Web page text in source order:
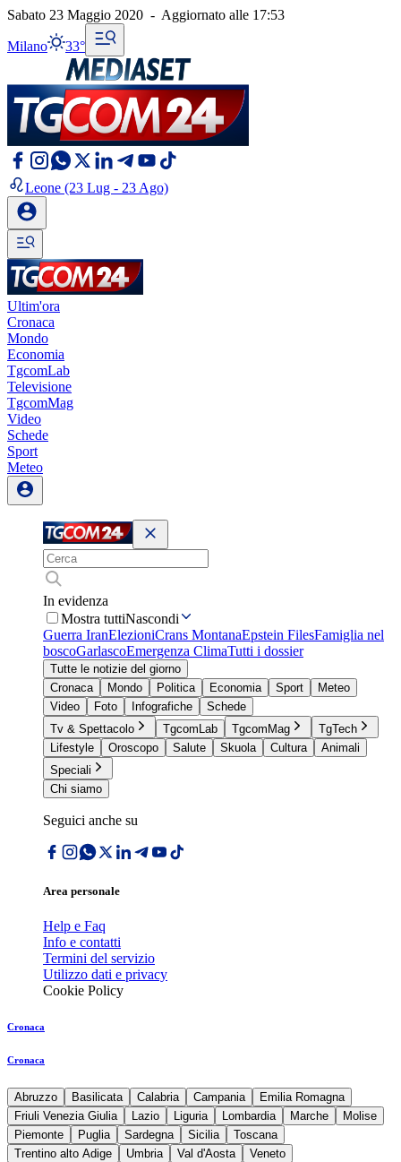
Sabato 23 Maggio 2020 - Aggiornato alle 17:53
Milano 33°
Leone (23 Lug - 23 Ago)
Ultim'ora
Cronaca
Mondo
Economia
TgcomLab
Televisione
TgcomMag
Video
Schede
Sport
Meteo
In evidenza
Mostra tuttiNascondi
Guerra IranElezioniCrans MontanaEpstein FilesFamiglia nel
boscoGarlascoEmergenza ClimaTutti i dossier
Tutte le notizie del giorno
Cronaca
Mondo Politica Economia Sport
Meteo
Video
Foto Infografiche
Schede
Tv & Spettacolo
TgcomLab TgcomMag
TgTech
Lifestyle
Oroscopo Salute Skuola Cultura
Animali
Speciali
Chi siamo
Seguici anche su
Area personale
Help e Faq
Info e contatti
Termini del servizio
Utilizzo dati e privacy
Cookie Policy
Cronaca
Cronaca
Abruzzo Basilicata Calabria Campania
Emilia Romagna
Friuli Venezia Giulia
Lazio Liguria Lombardia Marche
Molise
Piemonte
Puglia Sardegna Sicilia
Toscana
Trentino alto Adige
Umbria Val d'Aosta Veneto